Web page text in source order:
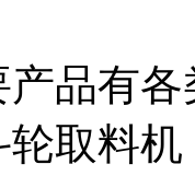
有各
取料